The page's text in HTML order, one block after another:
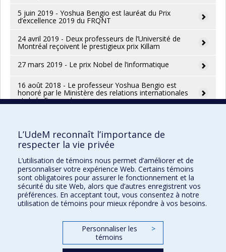
5 juin 2019 - Yoshua Bengio est lauréat du Prix
d’excellence 2019 du FRQNT
24 avril 2019 - Deux professeurs de l’Université de
Montréal reçoivent le prestigieux prix Killam
27 mars 2019 - Le prix Nobel de l’informatique
16 août 2018 - Le professeur Yoshua Bengio est
honoré par le Ministère des relations internationales
et de la Francophonie
7 septembre 2017 - Cinq professeurs entrent à la
Société royale du Canada
5 juillet 2017 - Des professeurs, chercheurs et
diplômés de l'UdeM décorés d'un insigne de l'Ordre
du Canada
L’UdeM reconnaît l’importance de
respecter la vie privée
L’utilisation de témoins nous permet d’améliorer et de
personnaliser votre expérience Web. Certains témoins
sont obligatoires pour assurer le fonctionnement et la
sécurité du site Web, alors que d’autres enregistrent vos
préférences. En acceptant tout, vous consentez à notre
utilisation de témoins pour mieux répondre à vos besoins.
Personnaliser les
témoins
>